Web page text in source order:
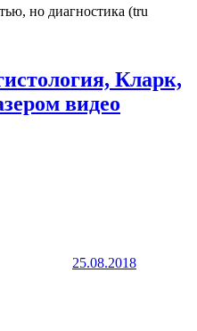
но диагностика (tru
Кларк,
видео
25.08.2018